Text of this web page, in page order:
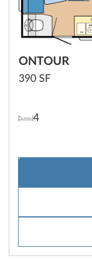
ONTOUR
390 SF
4